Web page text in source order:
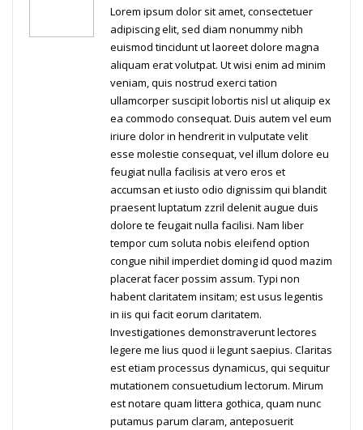
Lorem ipsum dolor sit amet, consectetuer
adipiscing elit, sed diam nonummy nibh
euismod tincidunt ut laoreet dolore magna
aliquam erat volutpat. Ut wisi enim ad minim
veniam, quis nostrud exerci tation
ullamcorper suscipit lobortis nisl ut aliquip ex
ea commodo consequat. Duis autem vel eum
iriure dolor in hendrerit in vulputate velit
esse molestie consequat, vel illum dolore eu
feugiat nulla facilisis at vero eros et
accumsan et iusto odio dignissim qui blandit
praesent luptatum zzril delenit augue duis
dolore te feugait nulla facilisi. Nam liber
tempor cum soluta nobis eleifend option
congue nihil imperdiet doming id quod mazim
placerat facer possim assum. Typi non
habent claritatem insitam; est usus legentis
in iis qui facit eorum claritatem.
Investigationes demonstraverunt lectores
legere me lius quod ii legunt saepius. Claritas
est etiam processus dynamicus, qui sequitur
mutationem consuetudium lectorum. Mirum
est notare quam littera gothica, quam nunc
putamus parum claram, anteposuerit